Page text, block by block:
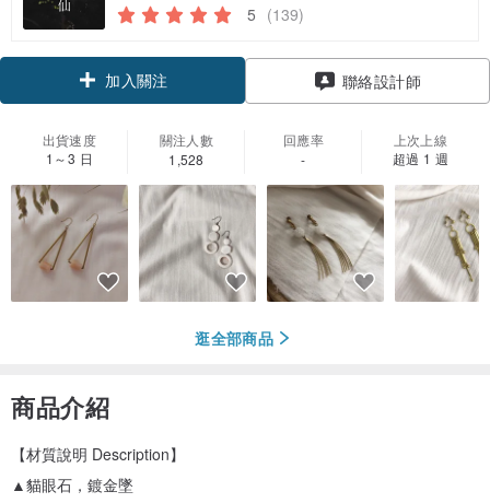
5 (139)
加入關注 聯絡設計師
出貨速度
1～3 日
關注人數
1,528
回應率
-
上次上線
超過 1 週
逛全部商品
商品介紹
【材質說明 Description】
▲貓眼石，鍍金墜